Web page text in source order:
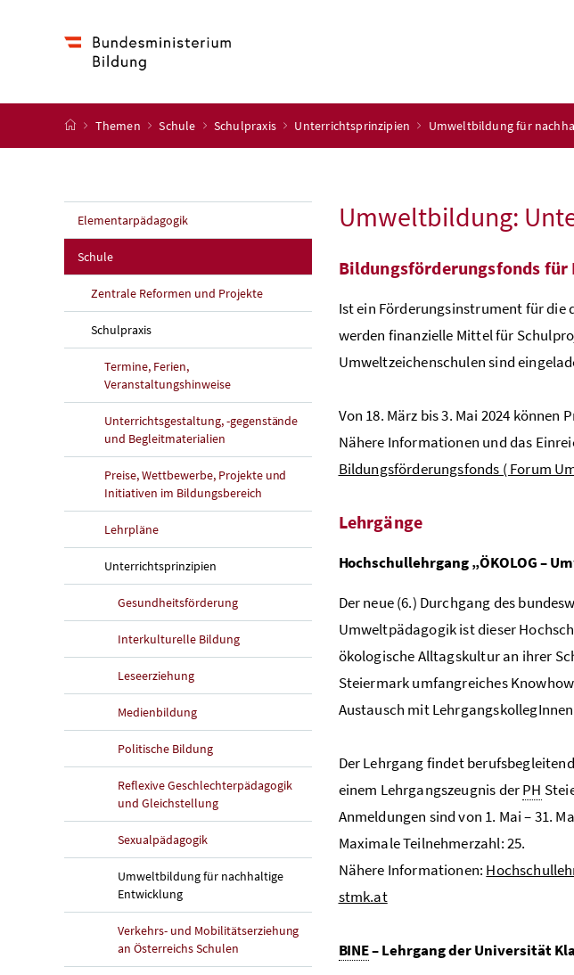
Startseite
Themen Schule Schulpraxis Unterrichtsprinzipien Umweltbildung für
Elementarpädagogik
Schule
Zentrale Reformen und Projekte
Schulpraxis
Termine, Ferien,
Veranstaltungshinweise
Unterrichtsgestaltung, -gegenstände
und Begleitmaterialien
Preise, Wettbewerbe, Projekte und
Initiativen im Bildungsbereich
Lehrpläne
Unterrichtsprinzipien
Gesundheitsförderung
Interkulturelle Bildung
Leseerziehung
Medienbildung
Politische Bildung
Reflexive Geschlechterpädagogik
und Gleichstellung
Sexualpädagogik
Umweltbildung für nachhaltige
Entwicklung
Verkehrs- und Mobilitätserziehung
an Österreichs Schulen
Umweltbildung:
Bildungsförderungsfonds
Ist ein Förderungsinstrument für
werden finanzielle Mittel für
Umweltzeichenschulen sind
Von 18. März bis 3. Mai 2024
Nähere Informationen und das
Bildungsförderungsfonds ( Forum
Lehrgänge
Hochschullehrgang „ÖKOLOG –
Der neue (6.) Durchgang des
Umweltpädagogik ist dieser
ökologische Alltagskultur an ihrer
Steiermark umfangreiches
Austausch mit
Der Lehrgang findet
einem Lehrgangszeugnis derPH
Anmeldungen sind von 1. Mai – 31.
Maximale Teilnehmerzahl: 25.
Nähere Informationen:
stmk.at
BINE– Lehrgang der Universität